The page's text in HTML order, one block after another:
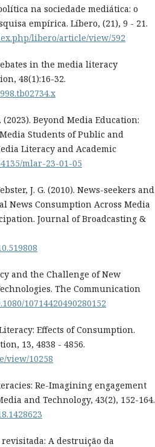
na sociedade mediática: o
empírica. Líbero, (21), 9 - 21.
libero/article/view/592
in the media literacy
48(1):16-32.
Beyond Media Education:
Students of Public and
Literacy and Academic
mlar-23-01-05
J. G. (2010). News-seekers and
News Consumption Across Media
Journal of Broadcasting &
and the Challenge of New
The Communication
10714420490280152
Effects of Consumption.
13, 4838 - 4856.
view/10258
Re-Imagining engagement
and Technology, 43(2), 152-164.
revisitada: A destruição da